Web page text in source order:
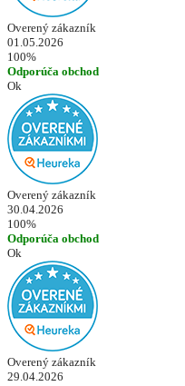
Overený zákazník
01.05.2026
100%
Odporúča obchod
Ok
Overený zákazník
30.04.2026
100%
Odporúča obchod
Ok
Overený zákazník
29.04.2026